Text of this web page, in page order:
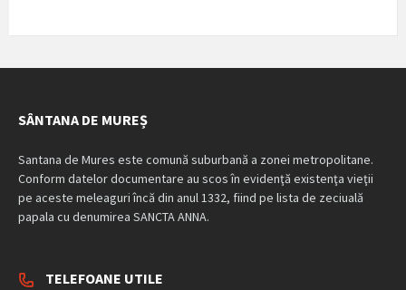
SÂNTANA DE MUREȘ
Santana de Mures este comună suburbană a zonei metropolitane.
Conform datelor documentare au scos în evidenţă existenţa vieţii
pe aceste meleaguri încă din anul 1332, fiind pe lista de zeciuală
papala cu denumirea SANCTA ANNA.
TELEFOANE UTILE